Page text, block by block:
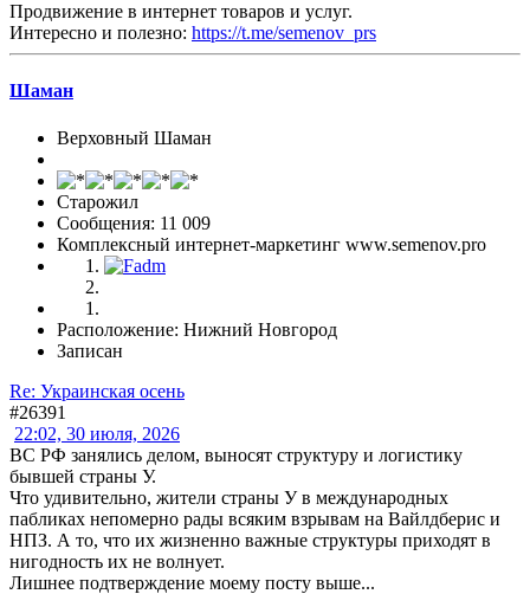
Продвижение в интернет товаров и услуг.
Интересно и полезно: https://t.me/semenov_prs
Шаман
Верховный Шаман
Старожил
Сообщения: 11 009
Комплексный интернет-маркетинг www.semenov.pro
Расположение: Нижний Новгород
Записан
Re: Украинская осень
#26391
22:02, 30 июля, 2026
ВС РФ занялись делом, выносят структуру и логистику
бывшей страны У.
Что удивительно, жители страны У в международных
пабликах непомерно рады всяким взрывам на Вайлдберис и
НПЗ. А то, что их жизненно важные структуры приходят в
нигодность их не волнует.
Лишнее подтверждение моему посту выше...